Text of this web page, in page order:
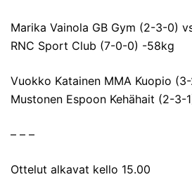
Marika Vainola GB Gym (2-3-0)
RNC Sport Club (7-0-0) -58kg
Vuokko Katainen MMA Kuopio
Mustonen Espoon Kehähait (2-
– – –
Ottelut alkavat kello 15.00